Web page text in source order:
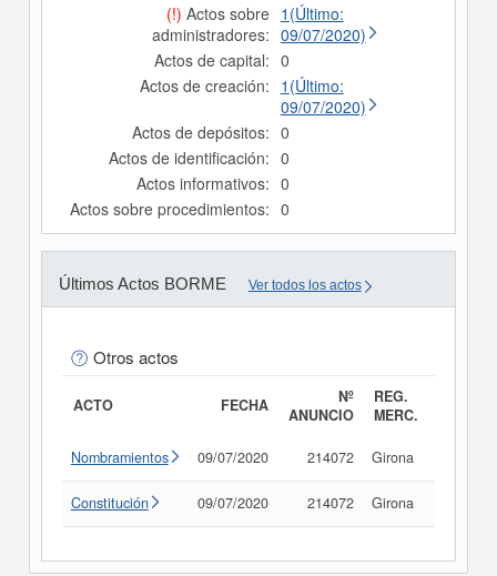
(!) Actos sobre
administradores:
1(Último:
09/07/2020)
Actos de capital: 0
Actos de creación: 1(Último:
09/07/2020)
Actos de depósitos: 0
Actos de identificación: 0
Actos informativos: 0
Actos sobre procedimientos: 0
Últimos Actos BORME Ver todos los actos
Otros actos
ACTO FECHA
Nº
ANUNCIO
REG.
MERC.
Nombramientos 09/07/2020 214072 Girona
Constitución 09/07/2020 214072 Girona